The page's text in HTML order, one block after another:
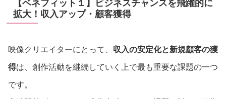
【ベネフィット１】ビジネスチャンスを飛躍的に
拡大！収入アップ・顧客獲得
映像クリエイターにとって、 収入の安定化と新規顧客の獲
得は、創作活動を継続していく上で最も重要な課題の一つ
です。